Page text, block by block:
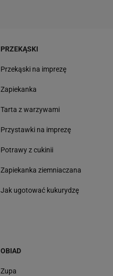
PRZEKĄSKI
Przekąski na imprezę
Zapiekanka
Tarta z warzywami
Przystawki na imprezę
Potrawy z cukinii
Zapiekanka ziemniaczana
Jak ugotować kukurydzę
OBIAD
Zupa